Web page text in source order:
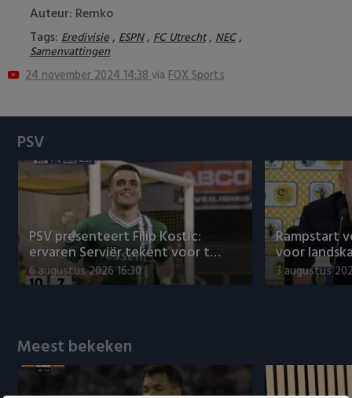
VVV Venlo
Willem II
Auteur: Remko
Tags: Eredivisie, ESPN, FC Utrecht, NEC,
Samenvattingen
24 november 2024 14:38via FOX Sports
PSV
PSV presenteert Filip Kostic:
ervaren Serviër tekent voor t…
6 augustus 2026 16:30
Rampstart
voor
3 augustus
Meest bekeken